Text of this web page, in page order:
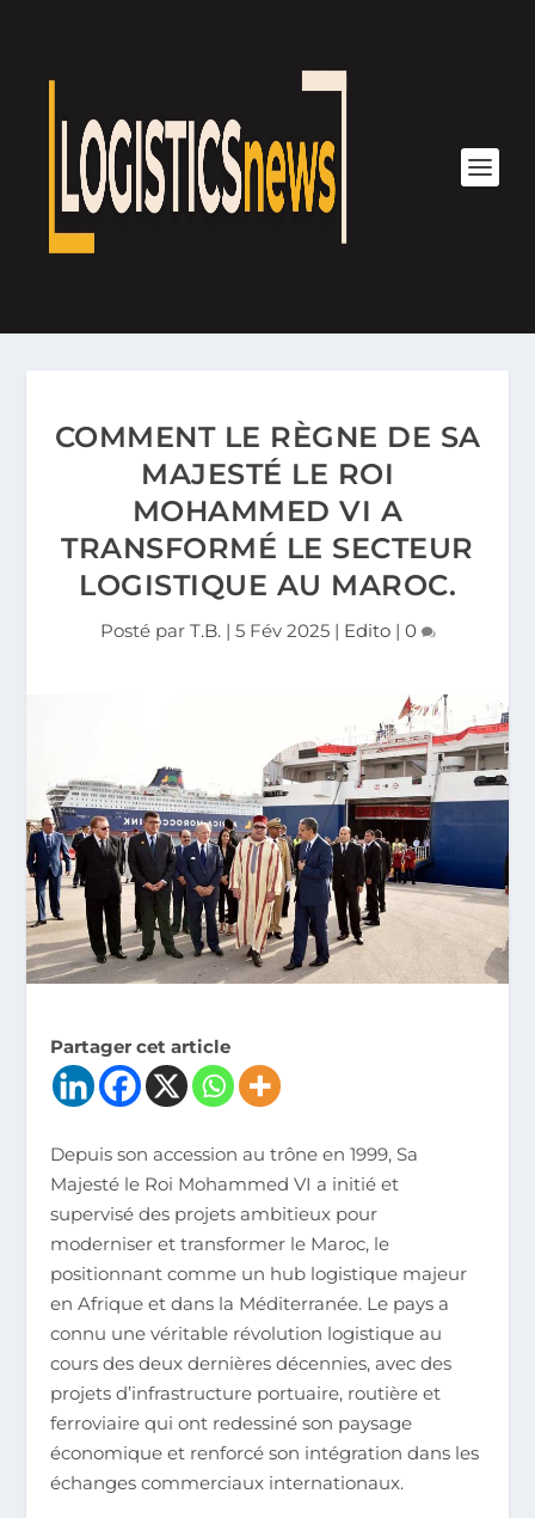
COMMENT LE RÈGNE DE SA
MAJESTÉ LE ROI
MOHAMMED VI A
TRANSFORMÉ LE SECTEUR
LOGISTIQUE AU MAROC.
Posté par T.B.| 5 Fév 2025| Edito| 0
Partager cet article
Depuis son accession au trône en 1999, Sa
Majesté le Roi Mohammed VI a initié et
supervisé des projets ambitieux pour
moderniser et transformer le Maroc, le
positionnant comme un hub logistique majeur
en Afrique et dans la Méditerranée. Le pays a
connu une véritable révolution logistique au
cours des deux dernières décennies, avec des
projets d’infrastructure portuaire, routière et
ferroviaire qui ont redessiné son paysage
économique et renforcé son intégration dans les
échanges commerciaux internationaux.